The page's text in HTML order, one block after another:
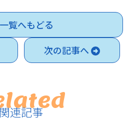
一覧へもどる
次の記事へ
連記事